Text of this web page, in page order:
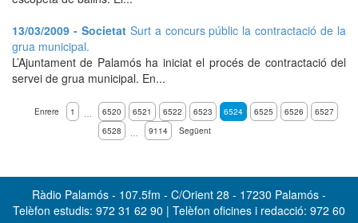
13/03/2009 - Societat Surt a concurs públic la contractació de la
grua municipal.
L’Ajuntament de Palamós ha iniciat el procés de contractació del
servei de grua municipal. En...
Enrere 1 … 6520 6521 6522 6523 6524 6525 6526
6527
6528
… 9114 Següent
Ràdio Palamós - 107.5fm - C/Orient 28 - 17230 Palamós -
Telèfon estudis: 972 31 62 90 | Telèfon oficines i redacció: 972 60